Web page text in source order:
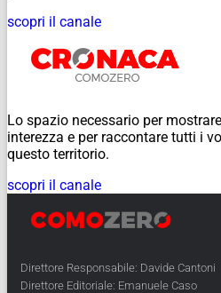
scopri il canale
Lo spazio necessario per
interezza e per raccontare tutti i
questo territorio.
scopri il canale
Direttore Responsabile: Davide Cantoni
Direttore Editoriale: Emanuele Caso